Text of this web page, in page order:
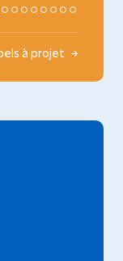
à projet